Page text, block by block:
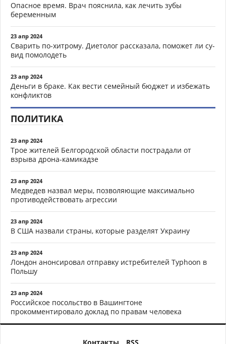
Опасное время. Врач пояснила, как лечить зубы
беременным
23 апр 2024
Сварить по-хитрому. Диетолог рассказала, поможет ли су-
вид помолодеть
23 апр 2024
Деньги в браке. Как вести семейный бюджет и избежать
конфликтов
ПОЛИТИКА
23 апр 2024
Трое жителей Белгородской области пострадали от
взрыва дрона-камикадзе
23 апр 2024
Медведев назвал меры, позволяющие максимально
противодействовать агрессии
23 апр 2024
В США назвали страны, которые разделят Украину
23 апр 2024
Лондон анонсировал отправку истребителей Typhoon в
Польшу
23 апр 2024
Российское посольство в Вашингтоне
прокомментировало доклад по правам человека